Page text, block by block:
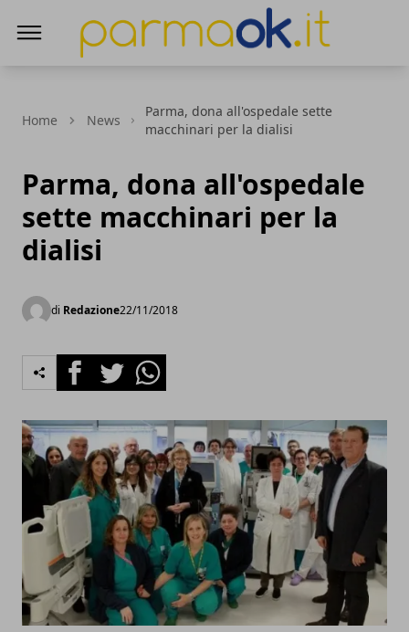
Home News
Parma, dona all'ospedale sette
macchinari per la dialisi
Parma, dona all'ospedale
sette macchinari per la
dialisi
di Redazione22/11/2018
FacebookTwitterWhatsapp